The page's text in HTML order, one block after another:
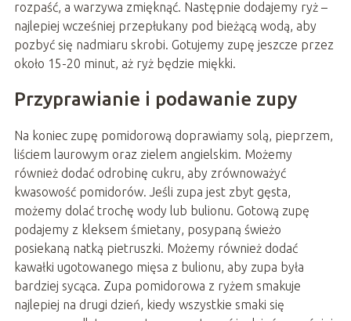
rozpaść, a warzywa zmięknąć. Następnie dodajemy ryż –
najlepiej wcześniej przepłukany pod bieżącą wodą, aby
pozbyć się nadmiaru skrobi. Gotujemy zupę jeszcze przez
około 15-20 minut, aż ryż będzie miękki.
Przyprawianie i podawanie zupy
Na koniec zupę pomidorową doprawiamy solą, pieprzem,
liściem laurowym oraz zielem angielskim. Możemy
również dodać odrobinę cukru, aby zrównoważyć
kwasowość pomidorów. Jeśli zupa jest zbyt gęsta,
możemy dolać trochę wody lub bulionu. Gotową zupę
podajemy z kleksem śmietany, posypaną świeżo
posiekaną natką pietruszki. Możemy również dodać
kawałki ugotowanego mięsa z bulionu, aby zupa była
bardziej sycąca. Zupa pomidorowa z ryżem smakuje
najlepiej na drugi dzień, kiedy wszystkie smaki się